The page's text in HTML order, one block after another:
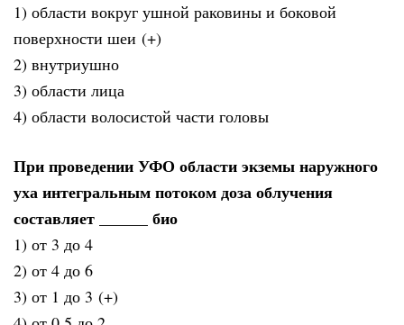
1) области вокруг ушной раковины и боковой
поверхности шеи (+)
2) внутриушно
3) области лица
4) области волосистой части головы
При проведении УФО области экземы наружного
уха интегральным потоком доза облучения
составляет ______ био
1) от 3 до 4
2) от 4 до 6
3) от 1 до 3 (+)